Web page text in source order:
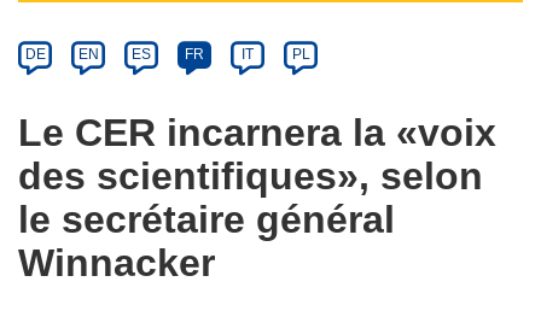
Article
available
the
following
languages:
DE EN ES FR IT PL
Le CER incarnera la «voix
des scientifiques», selon
le secrétaire général
Winnacker